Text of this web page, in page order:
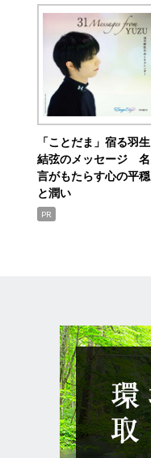
「ことだま」宿る羽生
結弦のメッセージ 名
言がもたらす心の平穏
と潤い
PR